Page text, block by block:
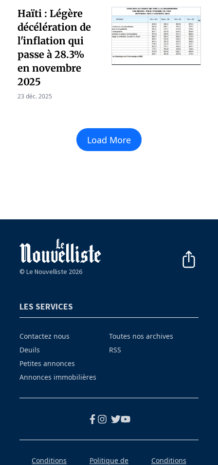
Haïti : Légère
décélération de
l'inflation qui
passe à 28.3%
en novembre
2025
23 déc. 2025
Load More
© Le Nouvelliste 2026
LES SERVICES
Contactez nous
Deuils
Petites annonces
Annonces immobilières
Toutes nos archives
RSS
Conditions Politique de Conditions